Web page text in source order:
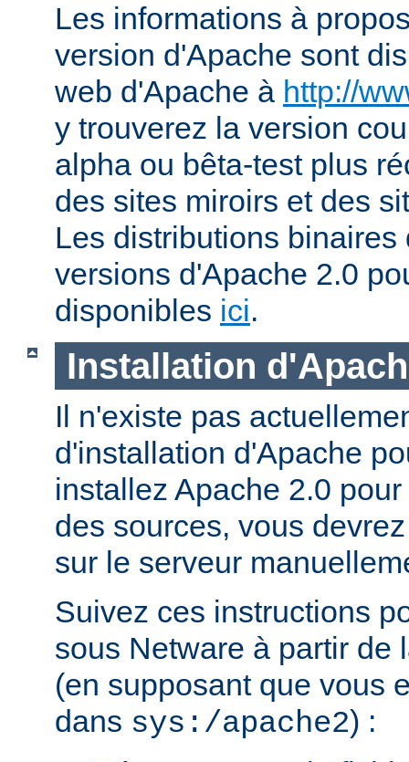
Les informations à
version d'Apache sont
web d'Apache à http://
y trouverez la version
alpha ou bêta-test plus
des sites miroirs et des
Les distributions binaires
versions d'Apache 2.0
disponibles ici.
Installation
Il n'existe pas
d'installation d'Apache
installez Apache 2.0
des sources, vous
sur le serveur
Suivez ces instructions
sous Netware à partir de
(en supposant que vous
dans sys:/apache2) :